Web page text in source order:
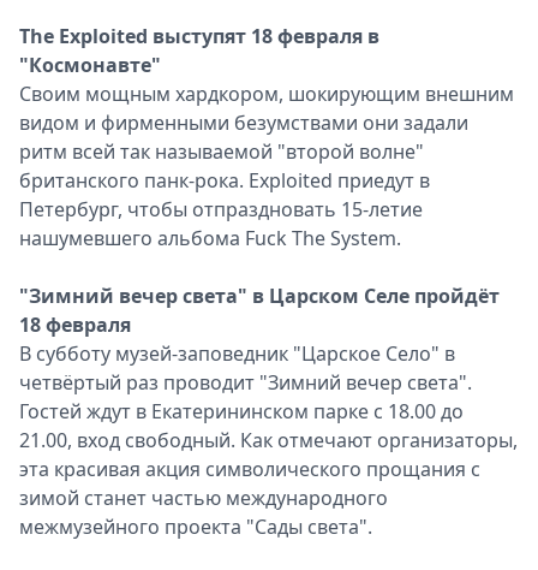
2026
Скачай
Metro
The Exploited выступят 18 февраля в
"Космонавте"
Своим мощным хардкором, шокирующим внешним
видом и фирменными безумствами они задали
ритм всей так называемой "второй волне"
британского панк-рока. Exploited приедут в
Петербург, чтобы отпраздновать 15-летие
нашумевшего альбома Fuck The System.
"Зимний вечер света" в Царском Селе пройдёт
18 февраля
В субботу музей-заповедник "Царское Село" в
четвёртый раз проводит "Зимний вечер света".
Гостей ждут в Екатерининском парке с 18.00 до
21.00, вход свободный. Как отмечают организаторы,
эта красивая акция символического прощания с
зимой станет частью международного
межмузейного проекта "Сады света".